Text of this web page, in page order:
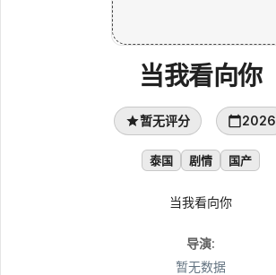
当我看向你
暂无评分 2026
泰国 剧情 国产
当我看向你
导演:
暂无数据